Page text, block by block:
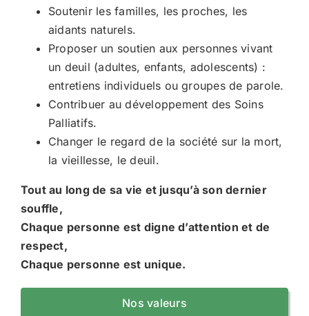
Soutenir les familles, les proches, les
aidants naturels.
Proposer un soutien aux personnes vivant
un deuil (adultes, enfants, adolescents) :
entretiens individuels ou groupes de parole.
Contribuer au développement des Soins
Palliatifs.
Changer le regard de la société sur la mort,
la vieillesse, le deuil.
Tout au long de sa vie et jusqu’à son dernier
souffle,
Chaque personne est digne d’attention et de
respect,
Chaque personne est unique.
Nos valeurs